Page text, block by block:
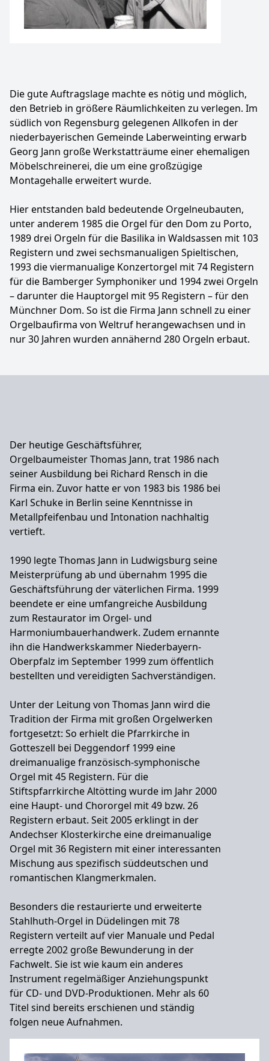
Die gute Auftragslage machte es nötig und möglich,
den Betrieb in größere Räumlichkeiten zu verlegen. Im
südlich von Regensburg gelegenen Allkofen in der
niederbayerischen Gemeinde Laberweinting erwarb
Georg Jann große Werkstatträume einer ehemaligen
Möbelschreinerei, die um eine großzügige
Montagehalle erweitert wurde.
Hier entstanden bald bedeutende Orgelneubauten,
unter anderem 1985 die Orgel für den Dom zu Porto,
1989 drei Orgeln für die Basilika in Waldsassen mit 103
Registern und zwei sechsmanualigen Spieltischen,
1993 die viermanualige Konzertorgel mit 74 Registern
für die Bamberger Symphoniker und 1994 zwei Orgeln
– darunter die Hauptorgel mit 95 Registern – für den
Münchner Dom. So ist die Firma Jann schnell zu einer
Orgelbaufirma von Weltruf herangewachsen und in
nur 30 Jahren wurden annähernd 280 Orgeln erbaut.
Der heutige Geschäftsführer,
Orgelbaumeister Thomas Jann, trat 1986 nach
seiner Ausbildung bei Richard Rensch in die
Firma ein. Zuvor hatte er von 1983 bis 1986 bei
Karl Schuke in Berlin seine Kenntnisse in
Metallpfeifenbau und Intonation nachhaltig
vertieft.
1990 legte Thomas Jann in Ludwigsburg seine
Meisterprüfung ab und übernahm 1995 die
Geschäftsführung der väterlichen Firma. 1999
beendete er eine umfangreiche Ausbildung
zum Restaurator im Orgel- und
Harmoniumbauerhandwerk. Zudem ernannte
ihn die Handwerkskammer Niederbayern-
Oberpfalz im September 1999 zum öffentlich
bestellten und vereidigten Sachverständigen.
Unter der Leitung von Thomas Jann wird die
Tradition der Firma mit großen Orgelwerken
fortgesetzt: So erhielt die Pfarrkirche in
Gotteszell bei Deggendorf 1999 eine
dreimanualige französisch-symphonische
Orgel mit 45 Registern. Für die
Stiftspfarrkirche Altötting wurde im Jahr 2000
eine Haupt- und Chororgel mit 49 bzw. 26
Registern erbaut. Seit 2005 erklingt in der
Andechser Klosterkirche eine dreimanualige
Orgel mit 36 Registern mit einer interessanten
Mischung aus spezifisch süddeutschen und
romantischen Klangmerkmalen.
Besonders die restaurierte und erweiterte
Stahlhuth-Orgel in Düdelingen mit 78
Registern verteilt auf vier Manuale und Pedal
erregte 2002 große Bewunderung in der
Fachwelt. Sie ist wie kaum ein anderes
Instrument regelmäßiger Anziehungspunkt
für CD- und DVD-Produktionen. Mehr als 60
Titel sind bereits erschienen und ständig
folgen neue Aufnahmen.